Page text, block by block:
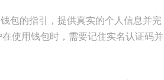
包的指引，提供真实的个人信息并完
使用钱包时，需要记住实名认证码并